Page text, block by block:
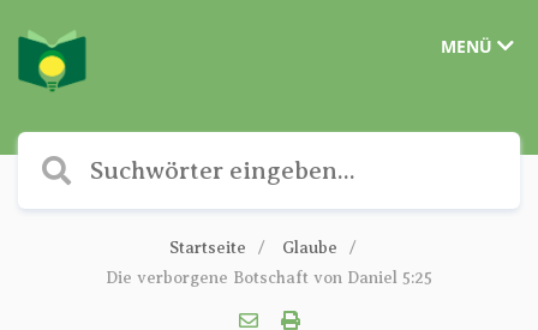
MENÜ
Startseite
Glaube
Die verborgene Botschaft von Daniel 5:25